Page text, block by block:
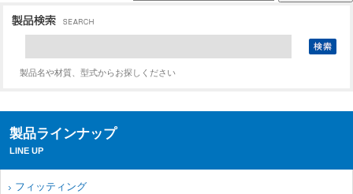
製品名や材質、型式からお探しください
製品ラインナップ
LINE UP
フィッティング